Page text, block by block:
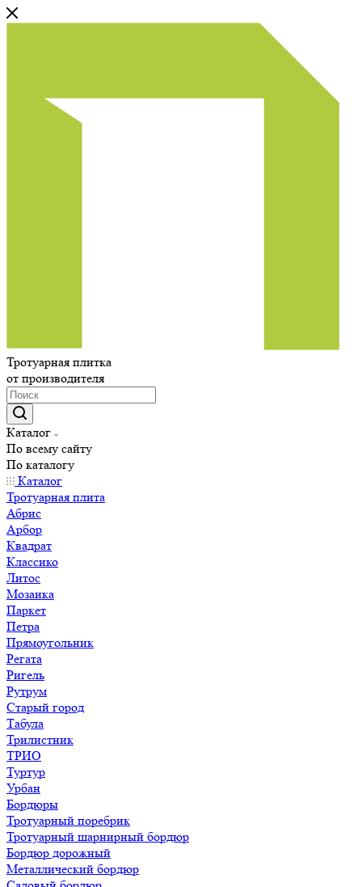
Тротуарная плитка
от производителя
Каталог
По всему сайту
По каталогу
Каталог
Тротуарная плита
Абрис
Арбор
Квадрат
Классико
Литос
Мозаика
Паркет
Петра
Прямоугольник
Регата
Ригель
Рутрум
Старый город
Табула
Трилистник
ТРИО
Туртур
Урбан
Бордюры
Тротуарный поребрик
Тротуарный шарнирный бордюр
Бордюр дорожный
Металлический бордюр